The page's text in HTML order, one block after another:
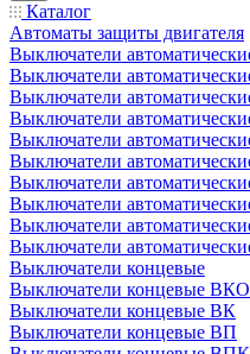
Каталог
Автоматы защиты двигателя
Выключатели
Выключатели
Выключатели
Выключатели
Выключатели
Выключатели
Выключатели
Выключатели
Выключатели
Выключатели
Выключатели концевые
Выключатели концевые ВКО
Выключатели концевые ВК
Выключатели концевые ВП